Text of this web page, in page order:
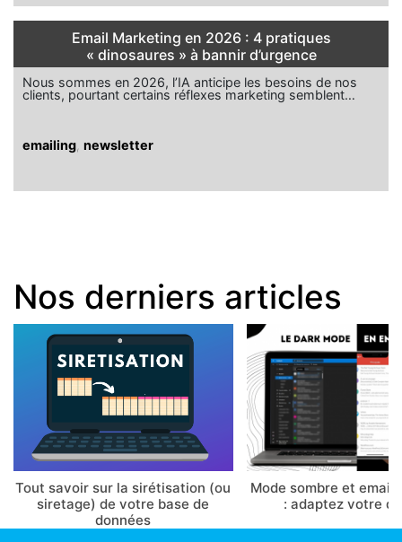
Email Marketing en 2026 : 4 pratiques
« dinosaures » à bannir d’urgence
Nous sommes en 2026, l’IA anticipe les besoins de nos
clients, pourtant certains réflexes marketing semblent…
emailing newsletter
Nos derniers articles
Tout savoir sur la sirétisation (ou
siretage) de votre base de
données
Mode sombre et email
: adaptez votre